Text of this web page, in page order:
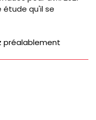
qu'il se
préalablement